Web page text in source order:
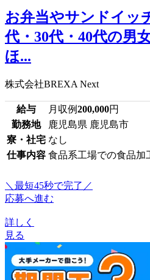
お弁当やサンドイッ
代・30代・40代の男
ほ...
株式会社BREXA Next
給与 月収例200,000円
勤務地
鹿児島県 鹿児島市
寮・社宅 なし
仕事内容 食品系工場での食品加
＼最短45秒で完了／
応募へ進む
詳しく
見る